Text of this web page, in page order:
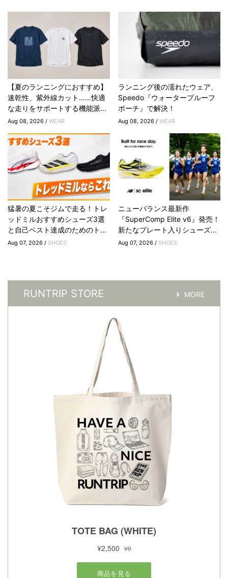
【夏のランニングにおすすめ】
速乾性、紫外線カット……快適
な走りをサポートする機能派...
Aug 08, 2026 / WEAR
ランニング後の濡れたウェア、
Speedo『ウォータープルーフ
ポーチ』で解決！
Aug 08, 2026 /WEAR
猛暑の夏こそジムで走る！トレ
ッドミルおすすめシューズ3選
と自己ベスト達成のためのト...
Aug 07, 2026 / SHOES
ニューバランス最新作
『SuperComp Elite v6』発売！
新たなプレート入りシューズ...
Aug 07, 2026 / SHOES
RUNTRIP STORE MORE